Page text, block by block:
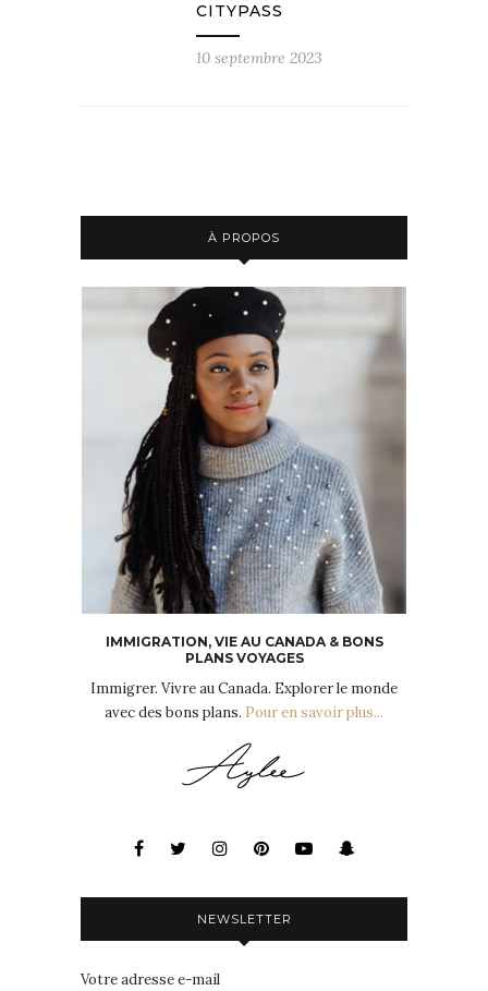
CITYPASS
10 septembre 2023
À PROPOS
IMMIGRATION, VIE AU CANADA & BONS
PLANS VOYAGES
Immigrer. Vivre au Canada. Explorer le monde
avec des bons plans. Pour en savoir plus...
NEWSLETTER
Votre adresse e-mail